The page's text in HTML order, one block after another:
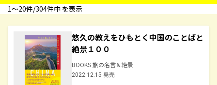
1〜20件/304件中 を表示
悠久の教えをひもとく中国のことばと
絶景１００
BOOKS 旅の名言＆絶景
2022.12.15 発売